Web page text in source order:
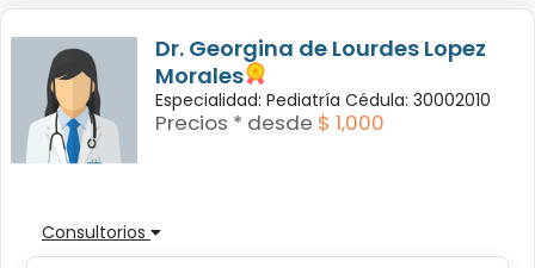
Dr. Georgina de Lourdes Lopez
Morales
Especialidad: Pediatría Cédula: 30002010
Precios * desde $ 1,000
Consultorios